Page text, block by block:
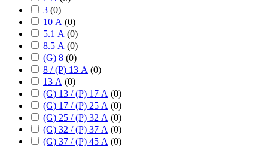
3 (0)
10 А (0)
5.1 А (0)
8.5 А (0)
(G) 8 (0)
8 / (P) 13 А (0)
13 А (0)
(G) 13 / (P) 17 А (0)
(G) 17 / (P) 25 А (0)
(G) 25 / (P) 32 А (0)
(G) 32 / (P) 37 А (0)
(G) 37 / (P) 45 А (0)